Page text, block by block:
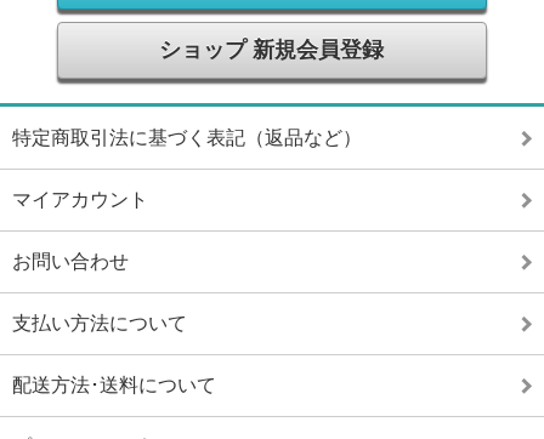
ショップ 新規会員登録
特定商取引法に基づく表記（返品など）
マイアカウント
お問い合わせ
支払い方法について
配送方法･送料について